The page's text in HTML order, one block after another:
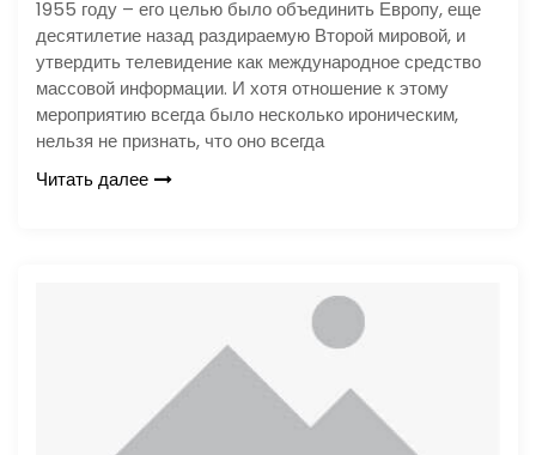
1955 году – его целью было объединить Европу, еще
десятилетие назад раздираемую Второй мировой, и
утвердить телевидение как международное средство
массовой информации. И хотя отношение к этому
мероприятию всегда было несколько ироническим,
нельзя не признать, что оно всегда
Читать далее